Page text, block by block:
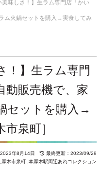
美味しさ！】生ラム専門店「かい
ム火鍋セットを購入→実食してみ
！】生ラム専門
動販売機で、家
セットを購入→
泉町］
2023年8月14日
最終更新：2023/09/29
厚木市泉町 ,本厚木駅周辺あれコレクション